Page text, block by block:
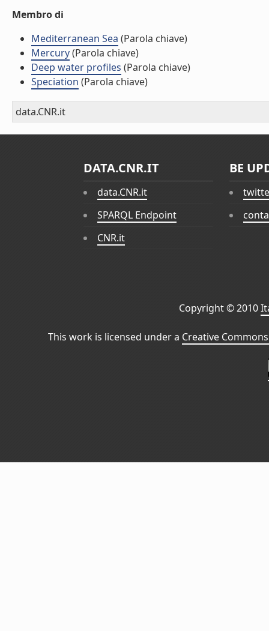
Membro di
Mediterranean Sea (Parola chiave)
Mercury(Parola chiave)
Deep water profiles (Parola chiave)
Speciation (Parola chiave)
data.CNR.it
DATA.CNR.IT
data.CNR.it
SPARQL Endpoint
CNR.it
BE
Copyright © 2010
This work is licensed under a Creative